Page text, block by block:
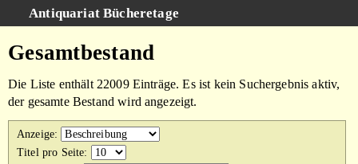
Antiquariat Bücheretage
Gesamtbestand
Warenkorb
Gesamtbestand
Die Liste enthält 22009 Einträge. Es ist kein Suchergebnis aktiv,
der gesamte Bestand wird angezeigt.
Anzeige:
Titel pro Seite: